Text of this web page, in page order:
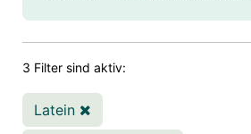
3 Filter sind aktiv:
Latein